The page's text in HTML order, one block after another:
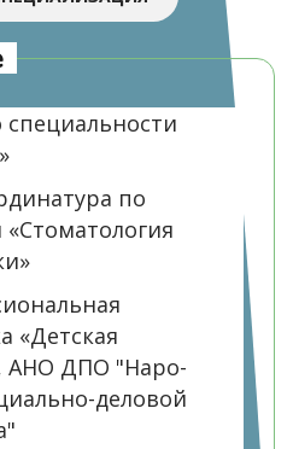
специальности
по
«Детская
АНО ДПО "Наро-
деловой